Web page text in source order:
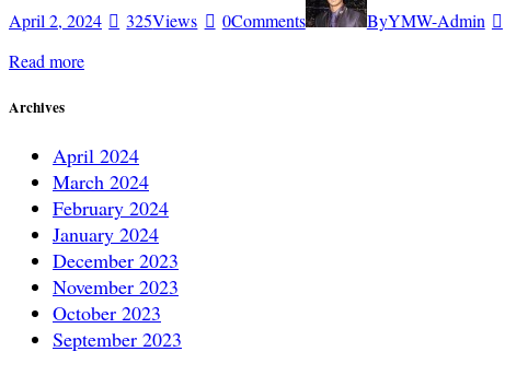
April 2, 2024 325Views 0Comments ByYMW-Admin
Read more
Archives
April 2024
March 2024
February 2024
January 2024
December 2023
November 2023
October 2023
September 2023